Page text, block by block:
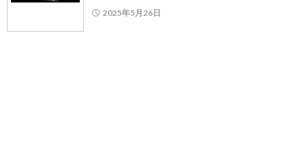
2025年5月26日